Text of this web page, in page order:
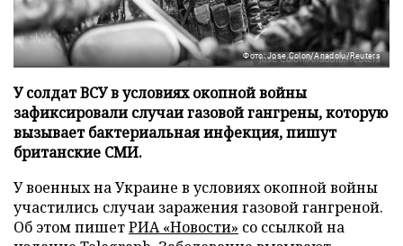
Фото: Jose Colon/Anadolu/Reuters
У солдат ВСУ в условиях окопной войны
зафиксировали случаи газовой гангрены, которую
вызывает бактериальная инфекция, пишут
британские СМИ.
У военных на Украине в условиях окопной войны
участились случаи заражения газовой гангреной.
Об этом пишетРИА «Новости» со ссылкой на